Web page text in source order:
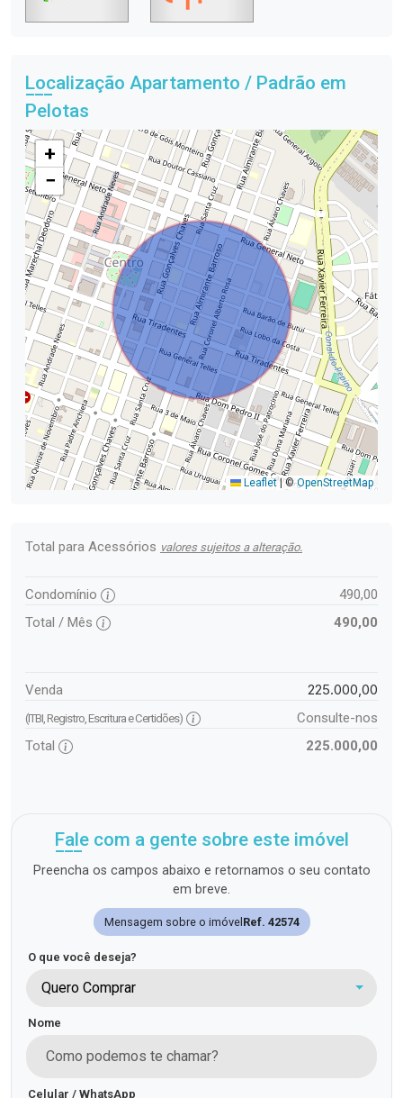
Localização Apartamento / Padrão em
Pelotas
+
−
Leaflet |©OpenStreetMap
Total para Acessórios valores sujeitos a alteração.
Condomínio
490,00
Total / Mês
490,00
Venda 225.000,00
(ITBI, Registro, Escritura e Certidões)
Consulte-nos
Total
225.000,00
Fale com a gente sobre este imóvel
Preencha os campos abaixo e retornamos o seu contato
em breve.
Mensagem sobre o imóvel Ref. 42574
O que você deseja?
Quero Comprar
Nome
Celular / WhatsApp